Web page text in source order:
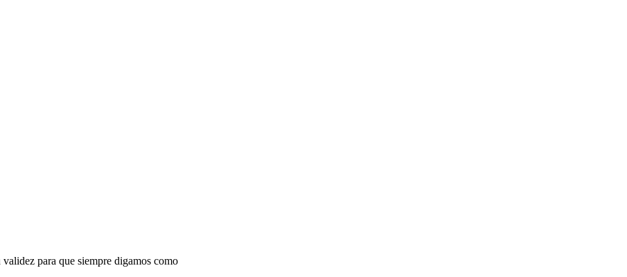
para que siempre digamos como